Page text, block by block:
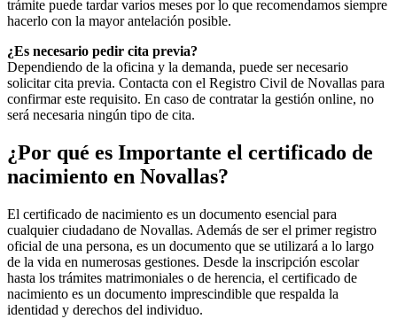
trámite puede tardar varios meses por lo que recomendamos siempre
hacerlo con la mayor antelación posible.
¿Es necesario pedir cita previa?
Dependiendo de la oficina y la demanda, puede ser necesario
solicitar cita previa. Contacta con el Registro Civil de Novallas para
confirmar este requisito. En caso de contratar la gestión online, no
será necesaria ningún tipo de cita.
¿Por qué es Importante el certificado de
nacimiento en Novallas?
El certificado de nacimiento es un documento esencial para
cualquier ciudadano de Novallas. Además de ser el primer registro
oficial de una persona, es un documento que se utilizará a lo largo
de la vida en numerosas gestiones. Desde la inscripción escolar
hasta los trámites matrimoniales o de herencia, el certificado de
nacimiento es un documento imprescindible que respalda la
identidad y derechos del individuo.